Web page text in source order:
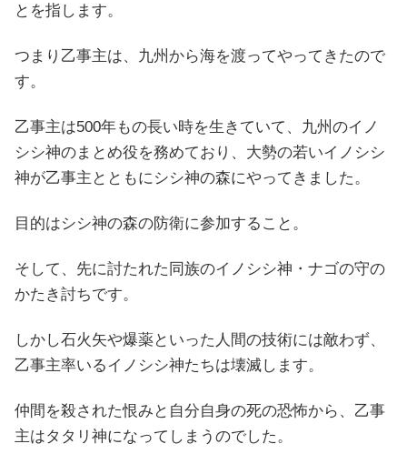
とを指します。
つまり乙事主は、九州から海を渡ってやってきたので
す。
乙事主は500年もの長い時を生きていて、九州のイノ
シシ神のまとめ役を務めており、大勢の若いイノシシ
神が乙事主とともにシシ神の森にやってきました。
目的はシシ神の森の防衛に参加すること。
そして、先に討たれた同族のイノシシ神・ナゴの守の
かたき討ちです。
しかし石火矢や爆薬といった人間の技術には敵わず、
乙事主率いるイノシシ神たちは壊滅します。
仲間を殺された恨みと自分自身の死の恐怖から、乙事
主はタタリ神になってしまうのでした。